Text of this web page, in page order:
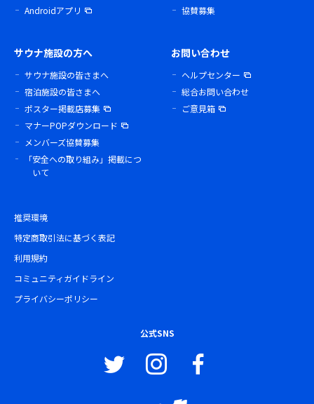
Androidアプリ
協賛募集
サウナ施設の方へ
サウナ施設の皆さまへ
宿泊施設の皆さまへ
ポスター掲載店募集
マナーPOPダウンロード
メンバーズ協賛募集
「安全への取り組み」掲載につ
いて
お問い合わせ
ヘルプセンター
総合お問い合わせ
ご意見箱
推奨環境
特定商取引法に基づく表記
利用規約
コミュニティガイドライン
プライバシーポリシー
公式SNS